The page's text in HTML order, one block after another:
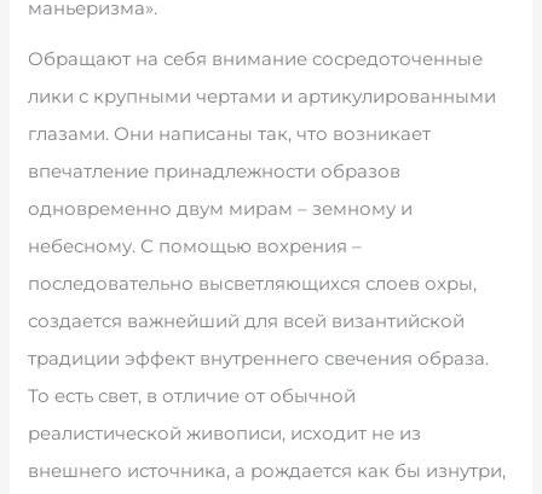
маньеризма».
Обращают на себя внимание сосредоточенные
лики с крупными чертами и артикулированными
глазами. Они написаны так, что возникает
впечатление принадлежности образов
одновременно двум мирам – земному и
небесному. С помощью вохрения –
последовательно высветляющихся слоев охры,
создается важнейший для всей византийской
традиции эффект внутреннего свечения образа.
То есть свет, в отличие от обычной
реалистической живописи, исходит не из
внешнего источника, а рождается как бы изнутри,